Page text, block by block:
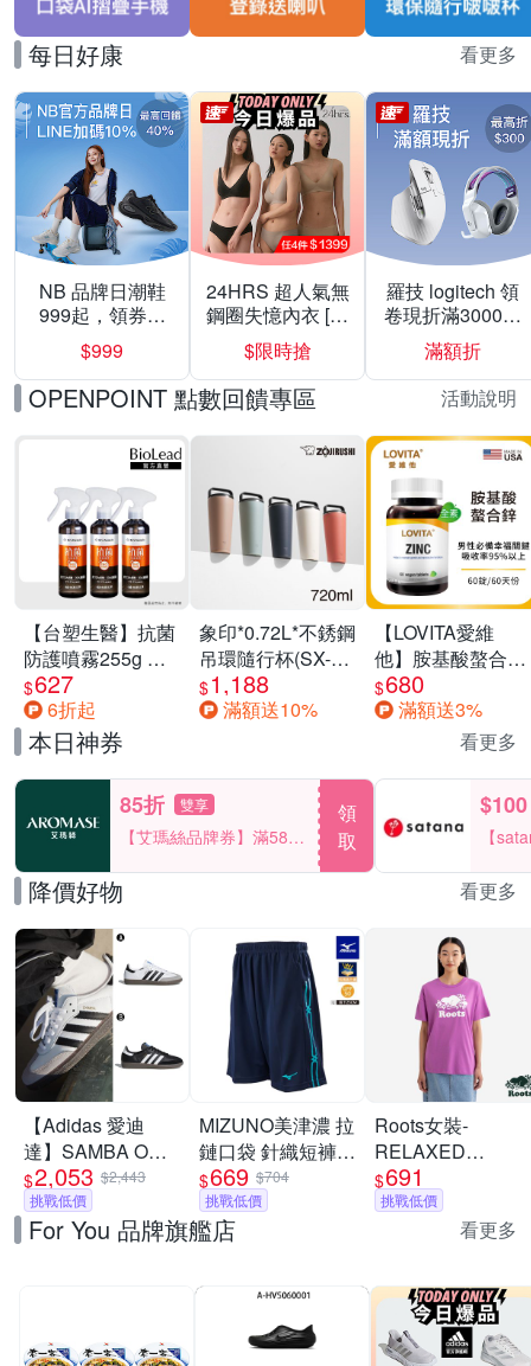
每日好康 看更多
NB 品牌日潮鞋
999起，領券折
上折 最高回饋
40%
$999
24HRS 超人氣無
鋼圈失憶內衣 [熱
銷好評]
$限時搶
羅技 logitech 領
卷現折滿3000折
300
滿額折
OPENPOINT 點數回饋專區 活動說明
【台塑生醫】抗菌
防護噴霧255g 三
入組
$627
6折起
象印*0.72L*不銹鋼
吊環隨行杯(SX-
LA72H)
$1,188
滿額送10%
【LOVITA愛維
他】胺基酸螯合鋅
x2瓶30mg素食錠
(鋅錠)
$680
滿額送3%
本日神券 看更多
85折 雙享
【艾瑪絲品牌券】滿580
領
取
$100
【
降價好物 看更多
【Adidas 愛迪
達】SAMBA OG
休閒鞋 德訓鞋 運
動鞋 男女 A-
B75806 B-B75807
$2,053 $2,443
挑戰低價
MIZUNO美津濃 拉
鏈口袋 針織短褲
_32TBC533xx
$669 $704
挑戰低價
Roots女裝-
RELAXED
COOPER 短袖上
衣-淡莓紫
$691
挑戰低價
For You 品牌旗艦店 看更多